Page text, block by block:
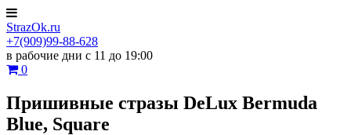
StrazOk.ru
+7(909)99-88-628
в рабочие дни с 11 до 19:00
0
Пришивные стразы DeLux Bermuda
Blue, Square